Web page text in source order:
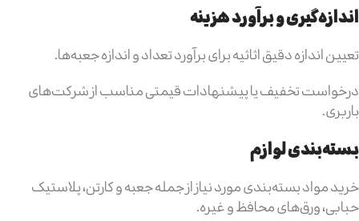
اندازه‌گیری و برآورد هزینه
تعیین اندازه دقیق اثاثیه برای برآورد تعداد و اندازه جعبه‌ها.
درخواست تخفیف یا پیشنهادات قیمتی مناسب از شرکت‌های
باربری.
بسته‌بندی لوازم
خرید مواد بسته‌بندی مورد نیاز از جمله جعبه‌ و کارتن، پلاستیک
حبابی، ورق‌های محافظ و غیره.